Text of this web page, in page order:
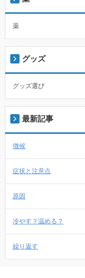
薬
グッズ
グッズ選び
最新記事
徴候
症状と注意点
原因
冷やす？温める？
繰り返す